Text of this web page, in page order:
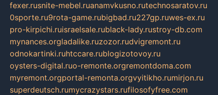
fexer.rusnite-mebel.ruanamvkusno.rutechnosaratov.ru
0sporte.ru9rota-game.rubigbad.ru227gp.ruwes-ex.ru
pro-kirpichi.ruisraelsale.rublack-lady.rustroy-db.com
mynances.orgladalike.ruzozor.rudvigremont.ru
odnokartinki.ruhtccare.rublogizotovoy.ru
oysters-digital.ruo-remonte.orgremontdoma.com
myremont.orgportal-remonta.orgvyitikho.rumirjon.ru
superdeutsch.rumycrazystars.rufilosofyfree.com